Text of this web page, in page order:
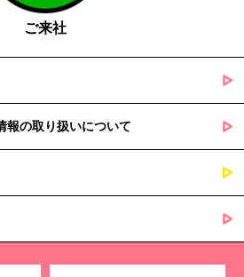
るとき
の全部または一部を外部に業務委託する
を適切に保護できる管理体制を敷き実行
委託先を厳選したうえで、機密保持契約
の個人情報を厳密に管理させます。
ータを含む）の利用目的通知、開示・訂
示、訂正・追加・削除、利用停止・消去
ご来社
報の取り扱いについて